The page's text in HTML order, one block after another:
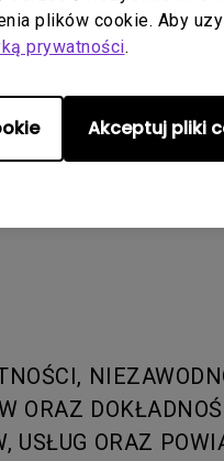
plików cookie. Aby
prywatności.
Akceptuj pliki
będziesz
i/lub wyznaczone
oprogramowania,
przez BenQ
a
uznania.
z jego
ORAZ
USŁUG ORAZ